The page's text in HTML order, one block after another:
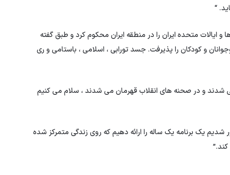
“
(یکشنبه ، 6 اوت) صهیونیست ها و ایالات متحده ایران را در منطقه ایران محکوم کرد و طبق گفته
و کودکان را پذیرفت. جسد تورابی ، اسلامی ، باستامی و ری
و در صحنه های انقلاب قهرمان می شدند ، سلام می کنیم
یک برنامه یک ساله را ارائه دهیم که روی زندگی متمرکز شده
کند.”